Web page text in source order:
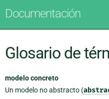
Documentación
Glosario de
modelo concreto
Un modelo no abstracto (